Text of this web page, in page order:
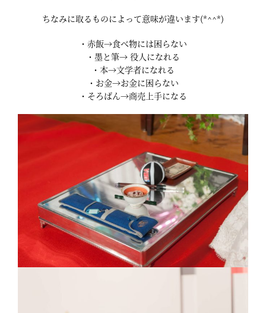
ちなみに取るものによって意味が違います(*^^*)
・赤飯→食べ物には困らない
・墨と筆→ 役人になれる
・本→文学者になれる
・お金→お金に困らない
・そろばん→商売上手になる